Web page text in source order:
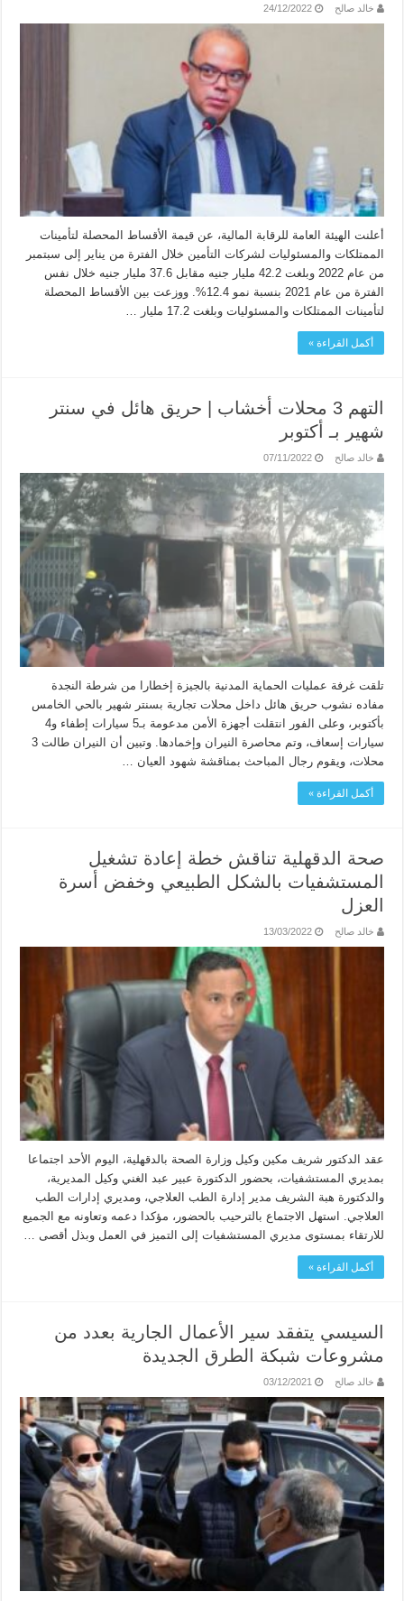
خالد صالح 24/12/2022
أعلنت الهيئة العامة للرقابة المالية، عن قيمة الأقساط المحصلة لتأمينات
الممتلكات والمسئوليات لشركات التأمين خلال الفترة من يناير إلى سبتمبر
من عام 2022 وبلغت 42.2 مليار جنيه مقابل 37.6 مليار جنيه خلال نفس
الفترة من عام 2021 بنسبة نمو 12.4%. ووزعت بين الأقساط المحصلة
لتأمينات الممتلكات والمسئوليات وبلغت 17.2 مليار …
أكمل القراءة »
التهم 3 محلات أخشاب | حريق هائل في سنتر
شهير بـ أكتوبر
خالد صالح 07/11/2022
تلقت غرفة عمليات الحماية المدنية بالجيزة إخطارا من شرطة النجدة
مفاده نشوب حريق هائل داخل محلات تجارية بسنتر شهير بالحي الخامس
بأكتوبر، وعلى الفور انتقلت أجهزة الأمن مدعومة بـ5 سيارات إطفاء و4
سيارات إسعاف، وتم محاصرة النيران وإخمادها. وتبين أن النيران طالت 3
محلات، ويقوم رجال المباحث بمناقشة شهود العيان …
أكمل القراءة »
صحة الدقهلية تناقش خطة إعادة تشغيل
المستشفيات بالشكل الطبيعي وخفض أسرة
العزل
خالد صالح 13/03/2022
عقد الدكتور شريف مكين وكيل وزارة الصحة بالدقهلية، اليوم الأحد اجتماعا
بمديري المستشفيات، بحضور الدكتورة عبير عبد الغني وكيل المديرية،
والدكتورة هبة الشريف مدير إدارة الطب العلاجي، ومديري إدارات الطب
العلاجي. استهل الاجتماع بالترحيب بالحضور، مؤكدا دعمه وتعاونه مع الجميع
للارتقاء بمستوى مديري المستشفيات إلى التميز في العمل وبذل أقصى …
أكمل القراءة »
السيسي يتفقد سير الأعمال الجارية بعدد من
مشروعات شبكة الطرق الجديدة
خالد صالح 03/12/2021